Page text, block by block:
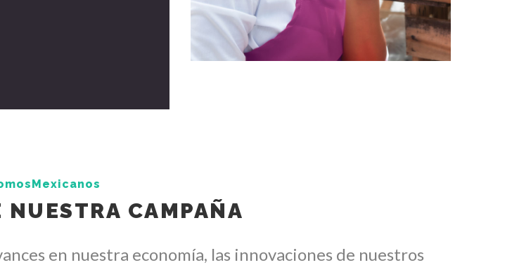
NUESTRA CAMPAÑA
en nuestra economía, las innovaciones de nuestros